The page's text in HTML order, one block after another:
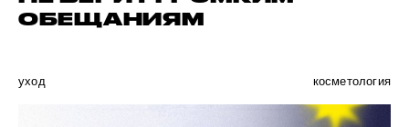
ОБЕЩАНИЯМ
уход косметология